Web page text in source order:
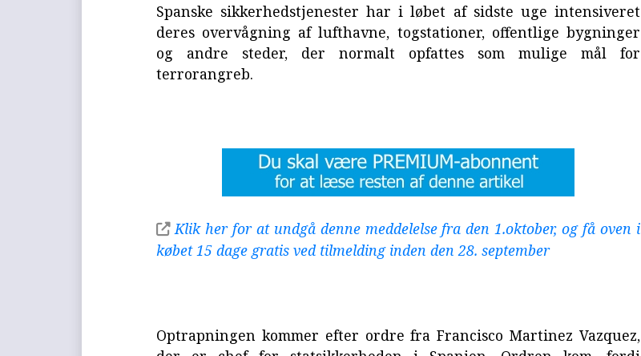
Spanske sikkerhedstjenester har i løbet af sidste uge intensiveret
deres overvågning af lufthavne, togstationer, offentlige bygninger
og andre steder, der normalt opfattes som mulige mål for
terrorangreb.
Klik her for at undgå denne meddelelse fra den 1.oktober, og få oven i
købet 15 dage gratis ved tilmelding inden den 28. september
Optrapningen kommer efter ordre fra Francisco Martinez Vazquez,